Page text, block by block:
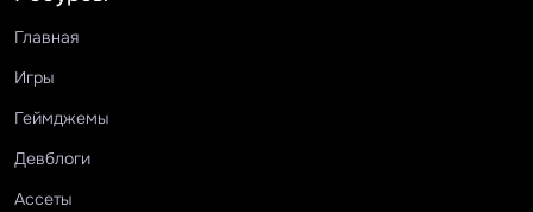
Главная
Игры
Геймджемы
Девблоги
Ассеты